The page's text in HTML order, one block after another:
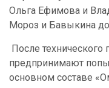
Ольга Ефимова и
Мороз и Бавыкина
После
предпринимают
основном составе